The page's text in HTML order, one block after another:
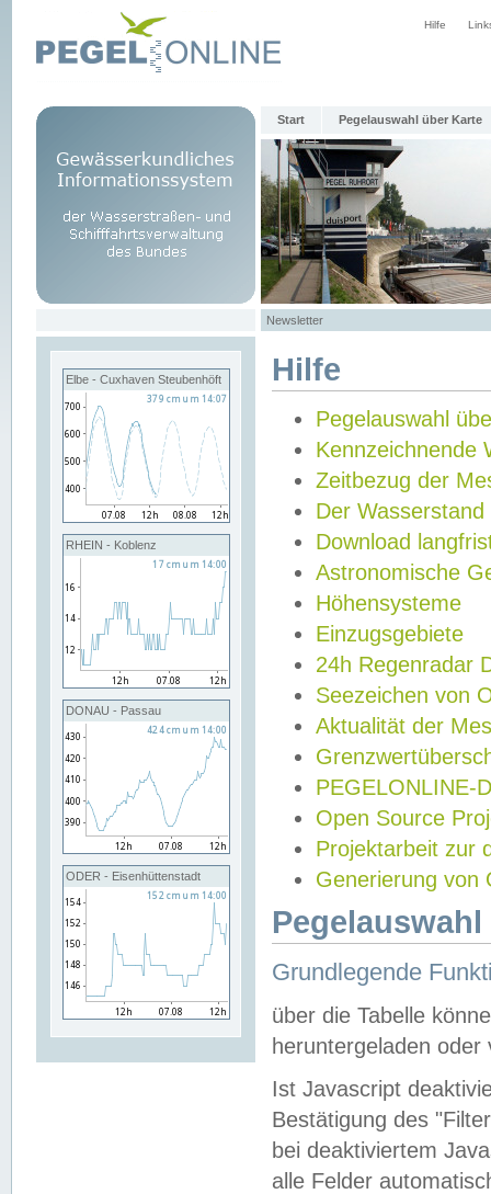
Hilfe
Start Pegelauswahl über Karte
Newsletter
Elbe - Cuxhaven Steubenhöft
RHEIN - Koblenz
DONAU - Passau
ODER - Eisenhüttenstadt
Hilfe
Pegelauswahl
Kennzeichnende
Zeitbezug der
Der Wasserstand
Download
Astronomische
Höhensysteme
Einzugsgebiete
24h Regenradar
Seezeichen von
Aktualität der
PEGELONLINE-
Open Source
Projektarbeit zur
Generierung von
Grundlegende
über die Tabelle
heruntergeladen oder
Ist Javascript
Bestätigung des
bei deaktiviertem
alle Felder